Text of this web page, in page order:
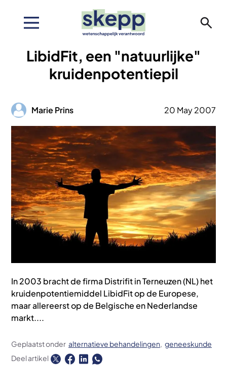
LibidFit, een "natuurlijke"
kruidenpotentiepil
AfbeeldingMarie Prins 20 May 2007
Afbeelding
In 2003 bracht de firma Distrifit in Terneuzen (NL) het
kruidenpotentiemiddel LibidFit op de Europese,
maar allereerst op de Belgische en Nederlandse
markt....
Geplaatst onder alternatieve behandelingen geneeskunde
Deel artikel